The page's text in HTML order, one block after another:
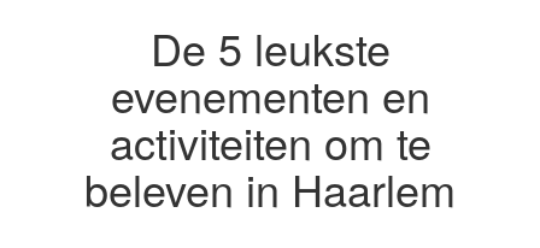
De 5 leukste
evenementen en
activiteiten om te
beleven in Haarlem